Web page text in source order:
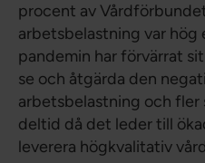
procent av
arbetsbelastning var hög
pandemin har förvärrat
se och åtgärda den
arbetsbelastning och fler
deltid då det leder till
leverera högkvalitativ